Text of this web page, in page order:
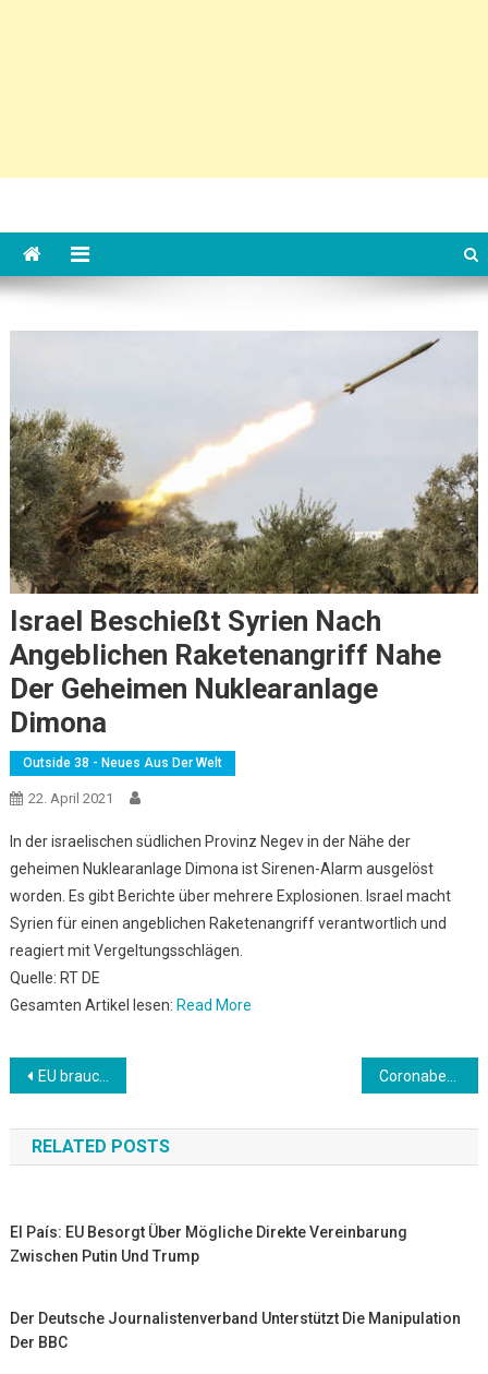
Israel Beschießt Syrien Nach
Angeblichen Raketenangriff Nahe
Der Geheimen Nuklearanlage
Dimona
Outside 38 - Neues Aus Der Welt
22. April 2021
In der israelischen südlichen Provinz Negev in der Nähe der
geheimen Nuklearanlage Dimona ist Sirenen-Alarm ausgelöst
worden. Es gibt Berichte über mehrere Explosionen. Israel macht
Syrien für einen angeblichen Raketenangriff verantwortlich und
reagiert mit Vergeltungsschlägen.
Quelle: RT DE
Gesamten Artikel lesen: Read More
Beitrags-
Navigation
EU brauchte drei Jahre: Abgasskandal-Strafen für VW und BMW sechs Jahre nach Aufdeckung in USA Coronabedingte Schließungen lassen Bierabsatz einbrechen
RELATED POSTS
El País: EU Besorgt Über Mögliche Direkte Vereinbarung
Zwischen Putin Und Trump
Der Deutsche Journalistenverband Unterstützt Die Manipulation
Der BBC